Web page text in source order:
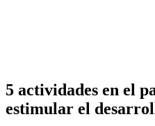
5 actividades en el
estimular el